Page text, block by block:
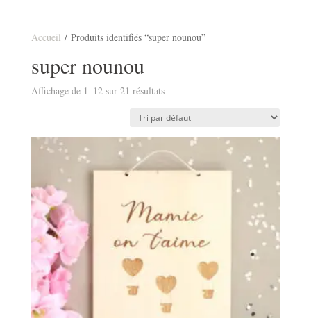
Accueil / Produits identifiés “super nounou”
super nounou
Affichage de 1–12 sur 21 résultats